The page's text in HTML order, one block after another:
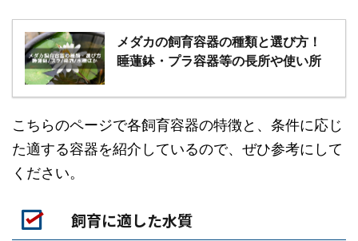
メダカの飼育容器の種類と選び方！
睡蓮鉢・プラ容器等の長所や使い所
こちらのページで各飼育容器の特徴と、条件に応じ
た適する容器を紹介しているので、ぜひ参考にして
ください。
飼育に適した水質